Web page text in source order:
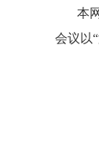
本
会议以